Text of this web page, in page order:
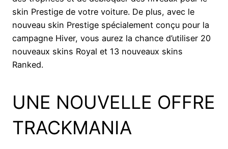
skin Prestige de votre voiture. De plus, avec le
nouveau skin Prestige spécialement conçu pour la
campagne Hiver, vous aurez la chance d’utiliser 20
nouveaux skins Royal et 13 nouveaux skins
Ranked.
UNE NOUVELLE OFFRE
TRACKMANIA